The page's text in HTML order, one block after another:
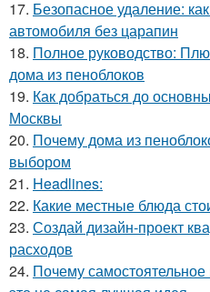
17. Безопасное удаление:
автомобиля без царапин
18. Полное руководство:
дома из пеноблоков
19. Как добраться до
Москвы
20. Почему дома из
выбором
21. Headlines:
22. Какие местные блюда
23. Создай дизайн-проект
расходов
24. Почему